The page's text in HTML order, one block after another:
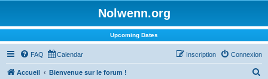
Nolwenn.org
Upcoming Dates
FAQ Calendar Connexion
Inscription
Accueil Bienvenue sur le forum !